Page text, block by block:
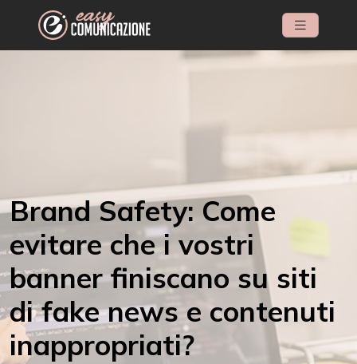
Brand Safety: Come
evitare che i vostri
banner finiscano su siti
di fake news e contenuti
inappropriati?